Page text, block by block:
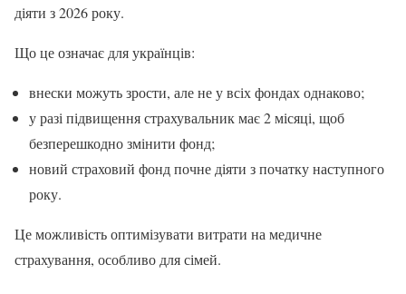
діяти з 2026 року.
Що це означає для українців:
внески можуть зрости, але не у всіх фондах однаково;
у разі підвищення страхувальник має 2 місяці, щоб
безперешкодно змінити фонд;
новий страховий фонд почне діяти з початку наступного
року.
Це можливість оптимізувати витрати на медичне
страхування, особливо для сімей.